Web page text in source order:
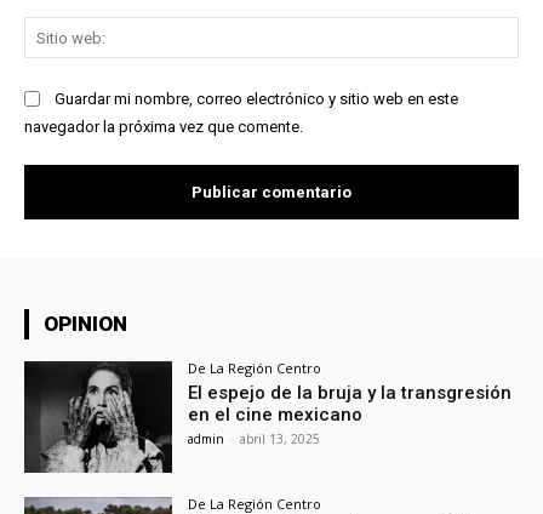
Guardar mi nombre, correo electrónico y sitio web en este
navegador la próxima vez que comente.
OPINION
De La Región Centro
El espejo de la bruja y la transgresión
en el cine mexicano
admin - abril 13, 2025
De La Región Centro